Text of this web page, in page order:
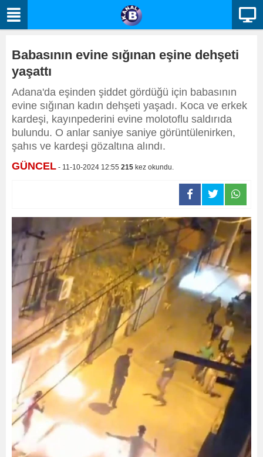
Babasının evine sığınan eşine dehşeti
yaşattı
Adana'da eşinden şiddet gördüğü için babasının
evine sığınan kadın dehşeti yaşadı. Koca ve erkek
kardeşi, kayınpederini evine molotoflu saldırıda
bulundu. O anlar saniye saniye görüntülenirken,
şahıs ve kardeşi gözaltına alındı.
GÜNCEL - 11-10-2024 12:55 215 kez okundu.